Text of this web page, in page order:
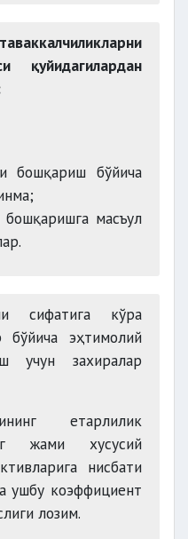
қуйидагилардан
бошқариш бўйича
бошқаришга масъул
сифатига кўра
эҳтимолий
учун захиралар
етарлилик
жами хусусий
нисбати
ушбу коэффициент
лозим.